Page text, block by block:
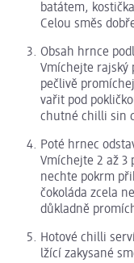
batátem,
Celou směs
Obsah hrnce
Vmíchejte rajský
pečlivě
vařit pod
chutné chilli sin
Poté hrnec
Vmíchejte 2 až 3
nechte pokrm
čokoláda zcela
důkladně
Hotové chilli
lžící zakysané